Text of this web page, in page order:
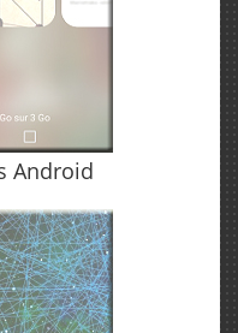
Android